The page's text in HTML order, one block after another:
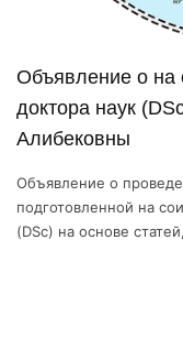
Объявление о на
доктора наук
Алибековны
Объявление о
подготовленной на
(DSc) на основе